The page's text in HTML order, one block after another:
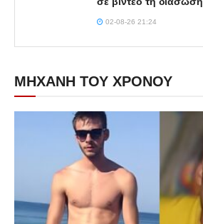
02-08-26 21:24
ΜΗΧΑΝΗ ΤΟΥ ΧΡΟΝΟΥ